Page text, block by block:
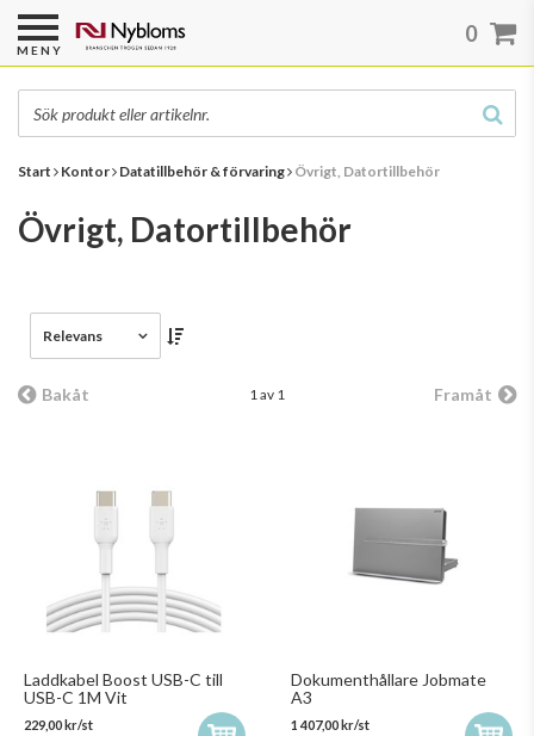
Start Kontor Datatillbehör & förvaring Övrigt, Datortillbehör
Övrigt, Datortillbehör
Relevans
Bakåt 1 av 1 Framåt
Laddkabel Boost USB-C till
USB-C 1M Vit
229,00 kr/st
Dokumenthållare Jobmate
A3
1 407,00 kr/st
MENY
0